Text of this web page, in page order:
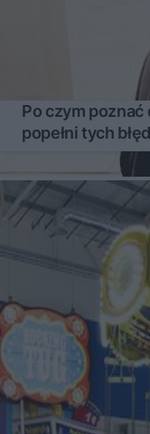
Po czym
popełni tych